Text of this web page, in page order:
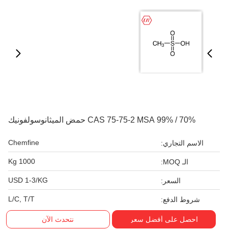
70% / 99% CAS 75-75-2 MSA حمض الميثانوسولفونيك
الاسم التجاري: Chemfine
الـ MOQ: 1000 Kg
السعر: USD 1-3/KG
شروط الدفع: L/C, T/T
احصل على أفضل سعر نتحدث الآن